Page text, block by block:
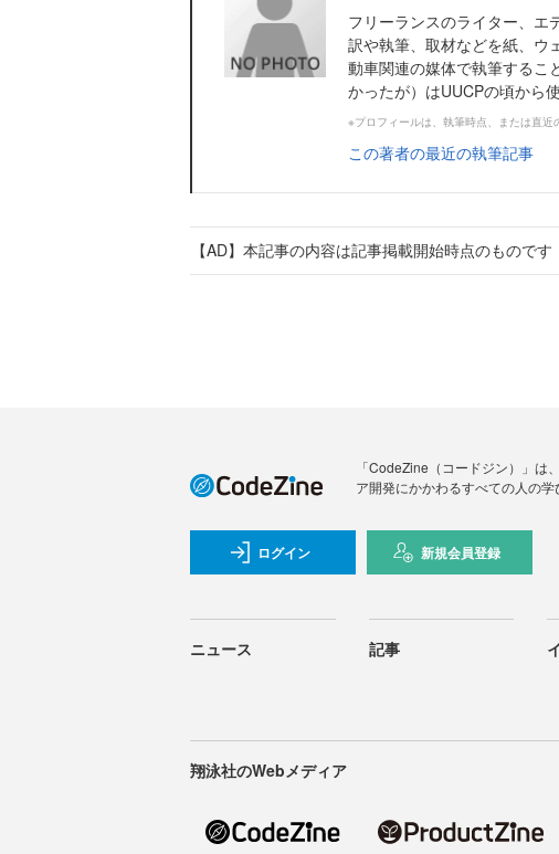
フリーランスのライター、エ
訳や執筆、取材などを紙、ウ
動車関連の媒体で執筆するこ
かったが）はUUCPの頃から
※プロフィールは、執筆時点、または直
この著者の最近の執筆記事
【AD】本記事の内容は記事掲載開始時点のもの
「CodeZine（コードジン）」
ア開発にかかわるすべての人の
ログイン 新規会員登録
ニュース 記事
翔泳社のWebメディア